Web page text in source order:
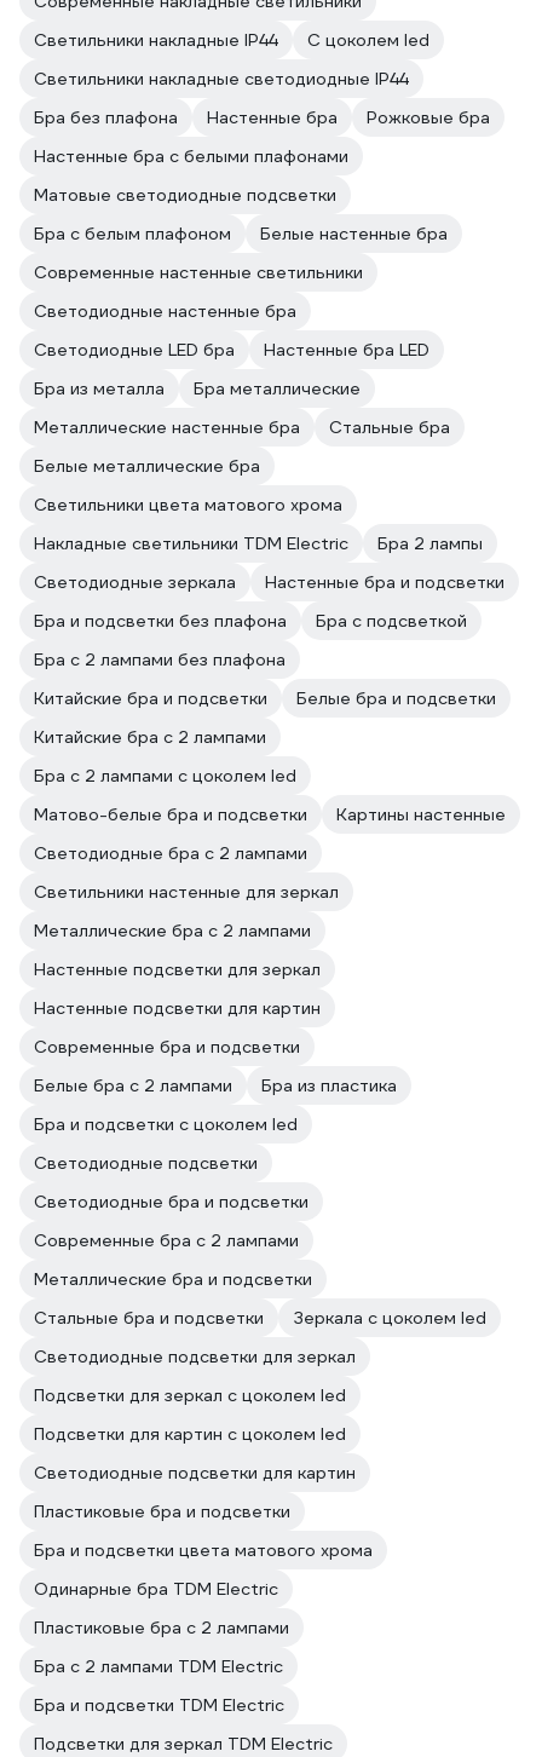
Светильники накладные IP44
С цоколем led
Светильники накладные светодиодные IP44
Бра без плафона
Настенные бра
Рожковые бра
Настенные бра с белыми плафонами
Матовые светодиодные подсветки
Бра с белым плафоном
Белые настенные бра
Современные настенные светильники
Светодиодные настенные бра
Светодиодные LED бра
Настенные бра LED
Бра из металла
Бра металлические
Металлические настенные бра
Стальные бра
Белые металлические бра
Светильники цвета матового хрома
Накладные светильники TDM Electric
Бра 2 лампы
Светодиодные зеркала
Настенные бра и подсветки
Бра и подсветки без плафона
Бра с подсветкой
Бра с 2 лампами без плафона
Китайские бра и подсветки
Белые бра и подсветки
Китайские бра с 2 лампами
Бра с 2 лампами с цоколем led
Матово-белые бра и подсветки
Картины настенные
Светодиодные бра с 2 лампами
Светильники настенные для зеркал
Металлические бра с 2 лампами
Настенные подсветки для зеркал
Настенные подсветки для картин
Современные бра и подсветки
Белые бра с 2 лампами
Бра из пластика
Бра и подсветки с цоколем led
Светодиодные подсветки
Светодиодные бра и подсветки
Современные бра с 2 лампами
Металлические бра и подсветки
Стальные бра и подсветки
Зеркала с цоколем led
Светодиодные подсветки для зеркал
Подсветки для зеркал с цоколем led
Подсветки для картин с цоколем led
Светодиодные подсветки для картин
Пластиковые бра и подсветки
Бра и подсветки цвета матового хрома
Одинарные бра TDM Electric
Пластиковые бра с 2 лампами
Бра с 2 лампами TDM Electric
Бра и подсветки TDM Electric
Подсветки для зеркал TDM Electric